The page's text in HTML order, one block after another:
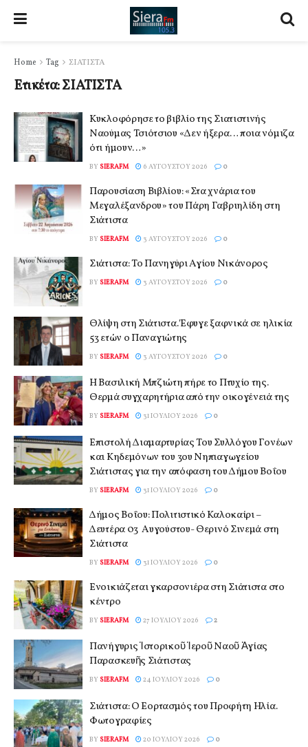
Home Tag ΣΙΑΤΙΣΤΑ
Ετικέτα:ΣΙΑΤΙΣΤΑ
Κυκλοφόρησε το βιβλίο της Σιατιστινής
Ναούμας Τσιότσιου «Δεν ήξερα… ποια νόμιζα
ότι ήμουν…»
BY SIERAFM 6 ΑΥΓΟΎΣΤΟΥ 2026 0
Παρουσίαση Βιβλίου: «Στα χνάρια του
Μεγαλέξανδρου» του Πάρη Γαβριηλίδη στη
Σιάτιστα
BY SIERAFM 3 ΑΥΓΟΎΣΤΟΥ 2026 0
Σιάτιστα: Το Πανηγύρι Αγίου Νικάνορος
BY SIERAFM 3 ΑΥΓΟΎΣΤΟΥ 2026 0
Θλίψη στη Σιάτιστα. Έφυγε ξαφνικά σε ηλικία
53 ετών ο Παναγιώτης
BY SIERAFM 3 ΑΥΓΟΎΣΤΟΥ 2026 0
Η Βασιλική Μπζιώτη πήρε το Πτυχίο της.
Θερμά συγχαρητήρια από την οικογένειά της
BY SIERAFM 31 ΙΟΥΛΊΟΥ 2026 0
Επιστολή Διαμαρτυρίας Του Συλλόγου Γονέων
και Κηδεμόνων του 3ου Νηπιαγωγείου
Σιάτιστας για την απόφαση του Δήμου Βοΐου
BY SIERAFM 31 ΙΟΥΛΊΟΥ 2026 0
Δήμος Βοΐου: Πολιτιστικό Καλοκαίρι –
Δευτέρα 03 Αυγούστου- Θερινό Σινεμά στη
Σιάτιστα
BY SIERAFM 31 ΙΟΥΛΊΟΥ 2026 0
Ενοικιάζεται γκαρσονιέρα στη Σιάτιστα στο
κέντρο
BY SIERAFM 27 ΙΟΥΛΊΟΥ 2026 2
Πανήγυρις Ἱστορικοῦ Ἱεροῦ Ναοῦ Ἁγίας
Παρασκευῆς Σιάτιστας
BY SIERAFM 24 ΙΟΥΛΊΟΥ 2026 0
Σιάτιστα: Ο Εορτασμός του Προφήτη Ηλία.
Φωτογραφίες
BY SIERAFM 20 ΙΟΥΛΊΟΥ 2026 0